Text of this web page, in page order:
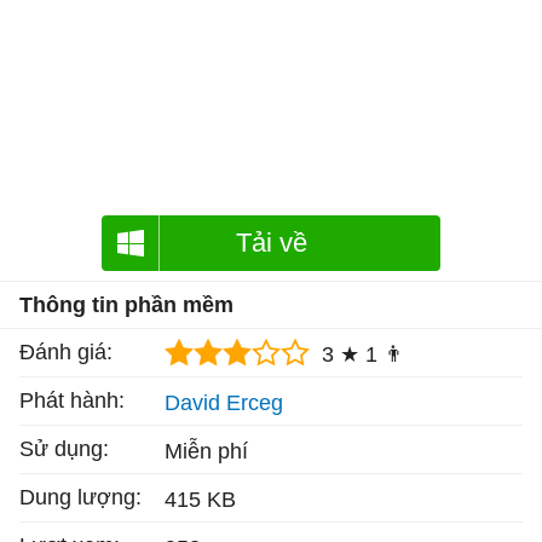
Tải về
Thông tin phần mềm
Đánh giá:
3 ★ 1 👨
Phát hành:
David Erceg
Sử dụng:
Miễn phí
Dung lượng:
415 KB